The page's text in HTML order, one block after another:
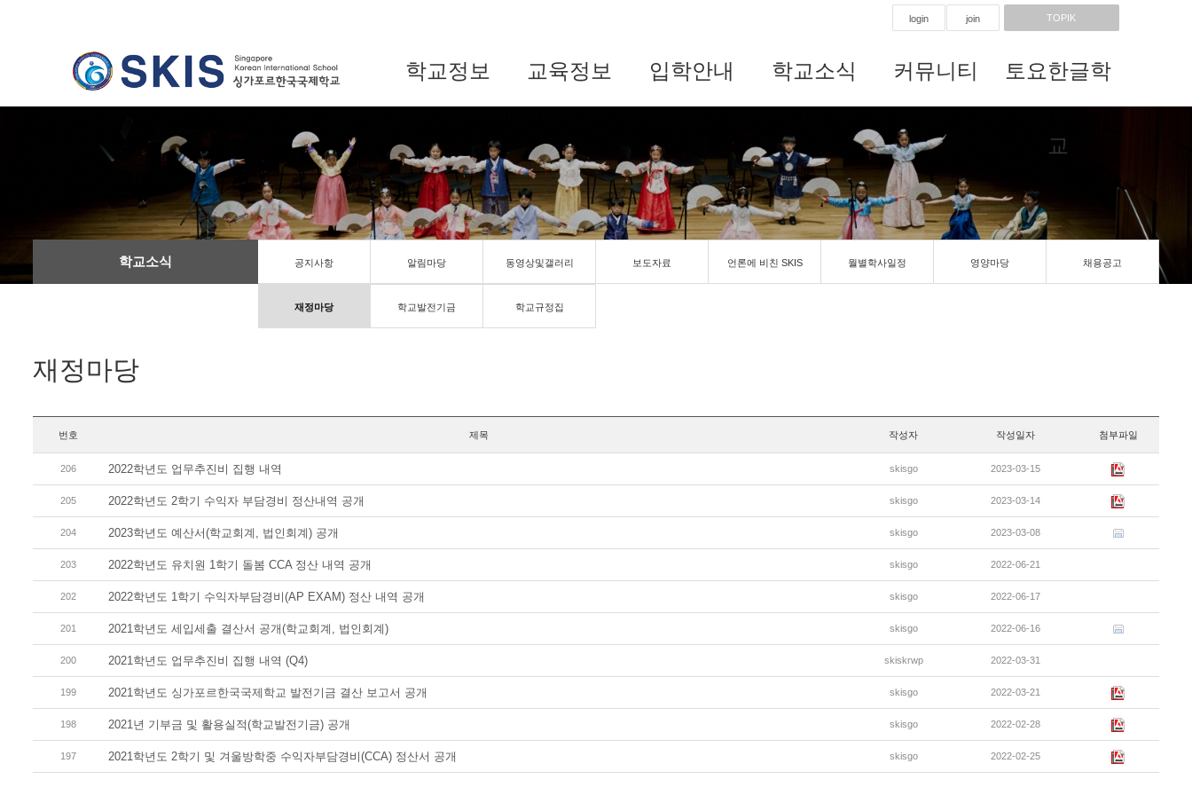
login join TOPIK
학교정보 교육정보 입학안내 학교소식 커뮤니티 토요한글학
교
학교소식 공지사항 알림마당 동영상및갤러리 보도자료 언론에 비친 SKIS 월별학사일정 영양마당 채용공고
재정마당 학교발전기금 학교규정집
재정마당
번호 제목 작성자 작성일자 첨부파일
206 2022학년도 업무추진비 집행 내역 skisgo 2023-03-15
205 2022학년도 2학기 수익자 부담경비 정산내역 공개 skisgo 2023-03-14
204 2023학년도 예산서(학교회계, 법인회계) 공개 skisgo 2023-03-08
203 2022학년도 유치원 1학기 돌봄 CCA 정산 내역 공개 skisgo 2022-06-21
202 2022학년도 1학기 수익자부담경비(AP EXAM) 정산 내역 공개 skisgo 2022-06-17
201 2021학년도 세입세출 결산서 공개(학교회계, 법인회계) skisgo 2022-06-16
200 2021학년도 업무추진비 집행 내역 (Q4) skiskrwp 2022-03-31
199 2021학년도 싱가포르한국국제학교 발전기금 결산 보고서 공개 skisgo 2022-03-21
198 2021년 기부금 및 활용실적(학교발전기금) 공개 skisgo 2022-02-28
197 2021학년도 2학기 및 겨울방학중 수익자부담경비(CCA) 정산서 공개 skisgo 2022-02-25